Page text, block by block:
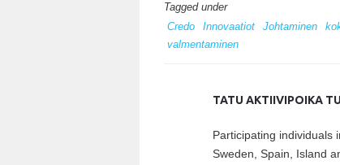
Tagged under
Credo
Innovaatiot Johtaminen
valmentaminen
TATU AKTIIVIPOIKA
Participating individuals
Sweden, Spain, Island